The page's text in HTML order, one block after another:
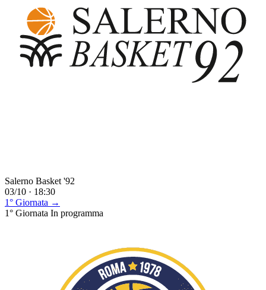
Salerno Basket '92
03/10 · 18:30
1° Giornata →
1° Giornata In programma